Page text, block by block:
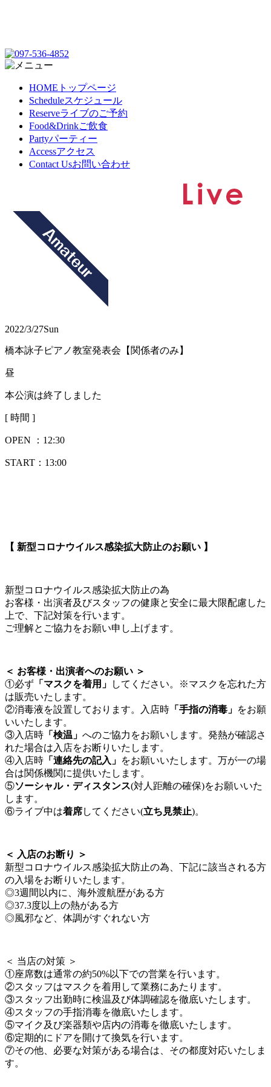
HOME トップページ
Scheduleスケジュール
Reserveライブのご予約
Food&Drinkご飲食
Partyパーティー
Accessアクセス
Contact Usお問い合わせ
2022/3/27Sun
橋本詠子ピアノ教室発表会【関係者のみ】
昼
本公演は終了しました
[ 時間 ]
OPEN ： 12:30
START：13:00
【 新型コロナウイルス感染拡大防止のお願い 】
新型コロナウイルス感染拡大防止の為
お客様・出演者及びスタッフの健康と安全に最大限配慮した
上で、下記対策を行います。
ご理解とご協力をお願い申し上げます。
＜ お客様・出演者へのお願い ＞
①必ず 「マスクを着用」
してください。※マスクを忘れた方
は販売いたします。
②消毒液を設置しております。入店時 「手指の消毒」 をお願
いいたします。
③入店時 「検温」 へのご協力をお願いします。発熱が確認さ
れた場合は入店をお断りいたします。
④入店時 「連絡先の記入」 をお願いいたします。万が一の場
合は関係機関に提供いたします。
⑤ソーシャル・ディスタンス(対人距離の確保)をお願いいた
します。
⑥ライブ中は着席してください(立ち見禁止)。
＜ 入店のお断り ＞
新型コロナウイルス感染拡大防止の為、下記に該当される方
の入場をお断りいたします。
◎3週間以内に、海外渡航歴がある方
◎37.3度以上の熱がある方
◎風邪など、体調がすぐれない方
＜ 当店の対策 ＞
①座席数は通常の約50%以下での営業を行います。
②スタッフはマスクを着用して業務にあたります。
③スタッフ出勤時に検温及び体調確認を徹底いたします。
④スタッフの手指消毒を徹底いたします。
⑤マイク及び楽器類や店内の消毒を徹底いたします。
⑥定期的にドアを開けて換気を行います。
⑦その他、必要な対策がある場合は、その都度対応いたしま
す。